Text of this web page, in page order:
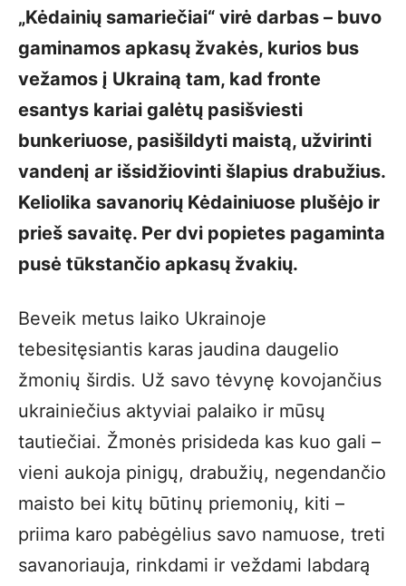
„Kėdainių samariečiai“ virė darbas – buvo
gaminamos apkasų žvakės, kurios bus
vežamos į Ukrainą tam, kad fronte
esantys kariai galėtų pasi­šviesti
bunkeriuose, pasišildyti maistą, užvirinti
vandenį ar išsidžiovinti šlapius drabužius.
Keliolika savanorių Kėdai­niuose plušėjo ir
prieš savaitę. Per dvi popietes pagaminta
pusė tūkstančio apkasų žvakių.
Beveik metus laiko Ukrainoje
tebesitęsiantis karas jaudina daugelio
žmonių širdis. Už savo tėvynę kovojančius
ukrainiečius aktyviai palaiko ir mūsų
tautiečiai. Žmonės prisideda kas kuo gali –
vieni aukoja pinigų, drabužių, negendančio
maisto bei kitų būtinų priemonių, kiti –
priima karo pabėgėlius savo namuose, treti
savanoriauja, rinkdami ir veždami labdarą